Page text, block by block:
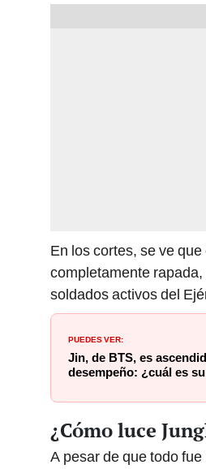
En los cortes, se ve
completamente
soldados activos del
PUEDES VER:
Jin, de BTS, es
desempeño: ¿cuál es
¿Cómo luce
A pesar de que todo